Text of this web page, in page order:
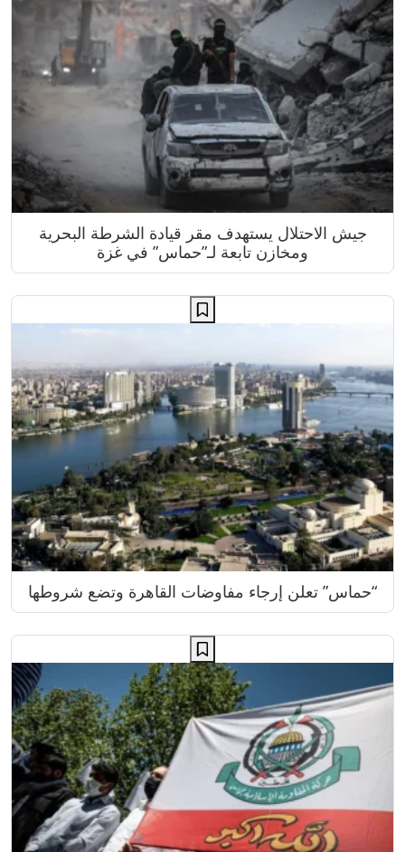
جيش الاحتلال يستهدف مقر قيادة الشرطة البحرية
ومخازن تابعة لـ”حماس” في غزة
“حماس” تعلن إرجاء مفاوضات القاهرة وتضع شروطها